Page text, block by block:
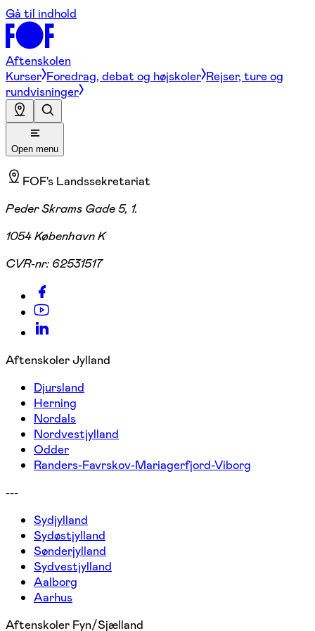
Gå til indhold
Aftenskolen
Kurser Foredrag, debat og højskoler Rejser, ture og
rundvisninger
Open menu
FOF's Landssekretariat
Peder Skrams Gade 5, 1.
1054 København K
CVR-nr: 62531517
Aftenskoler Jylland
Djursland
Herning
Nordals
Nordvestjylland
Odder
Randers-Favrskov-Mariagerfjord-Viborg
---
Sydjylland
Sydøstjylland
Sønderjylland
Sydvestjylland
Aalborg
Aarhus
Aftenskoler Fyn/Sjælland